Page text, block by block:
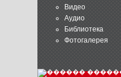
Видео
Аудио
Библиотека
Фотогалерея